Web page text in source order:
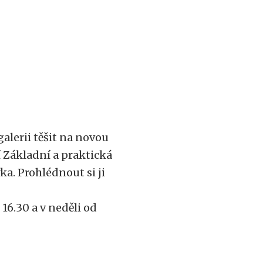
těšit na novou
Základní a praktická
Prohlédnout si ji
a v neděli od